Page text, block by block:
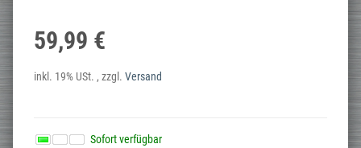
59,99 €
inkl. 19% USt. , zzgl. Versand
Sofort verfügbar